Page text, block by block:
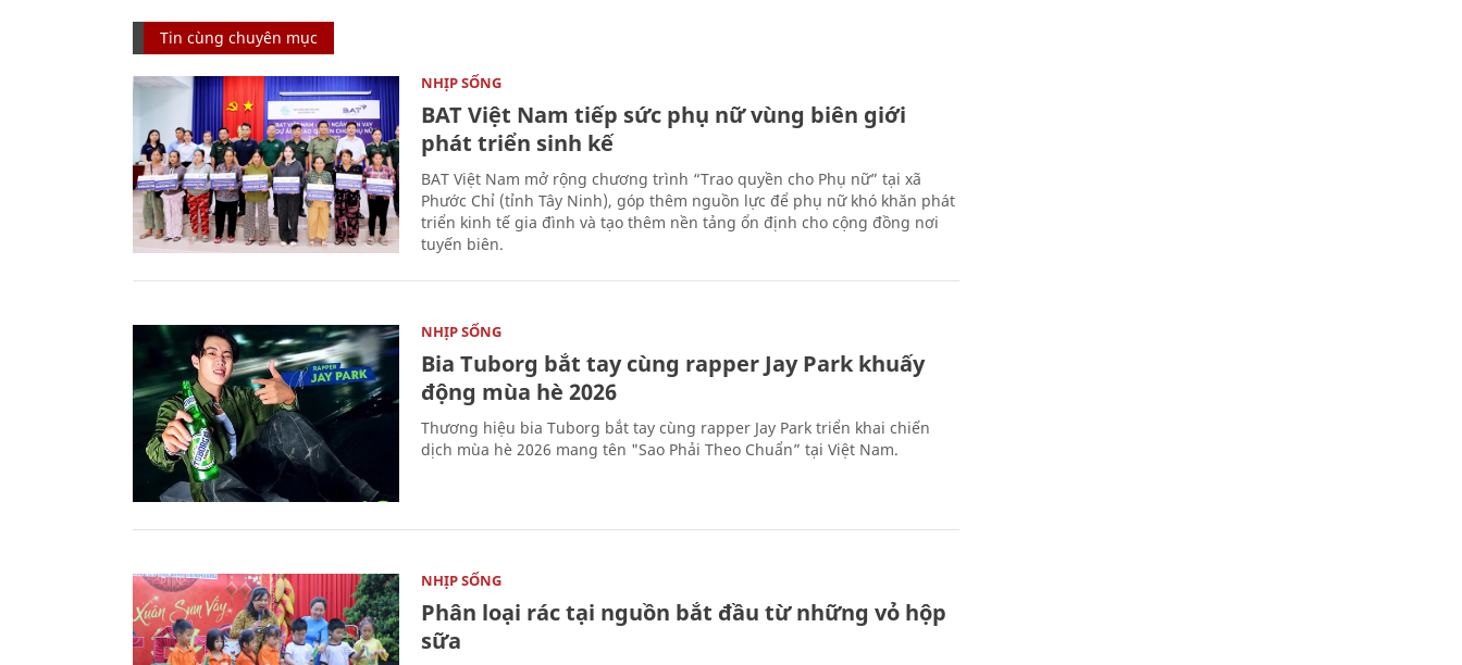
Tin cùng chuyên mục
NHỊP SỐNG
BAT Việt Nam tiếp sức phụ nữ vùng biên giới
phát triển sinh kế
BAT Việt Nam mở rộng chương trình “Trao quyền cho Phụ nữ” tại xã
Phước Chỉ (tỉnh Tây Ninh), góp thêm nguồn lực để phụ nữ khó khăn phát
triển kinh tế gia đình và tạo thêm nền tảng ổn định cho cộng đồng nơi
tuyến biên.
NHỊP SỐNG
Bia Tuborg bắt tay cùng rapper Jay Park khuấy
động mùa hè 2026
Thương hiệu bia Tuborg bắt tay cùng rapper Jay Park triển khai chiến
dịch mùa hè 2026 mang tên "Sao Phải Theo Chuẩn” tại Việt Nam.
NHỊP SỐNG
Phân loại rác tại nguồn bắt đầu từ những vỏ hộp
sữa